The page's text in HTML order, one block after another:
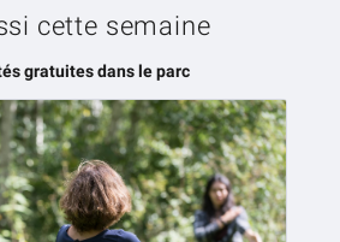
cette semaine
gratuites dans le parc